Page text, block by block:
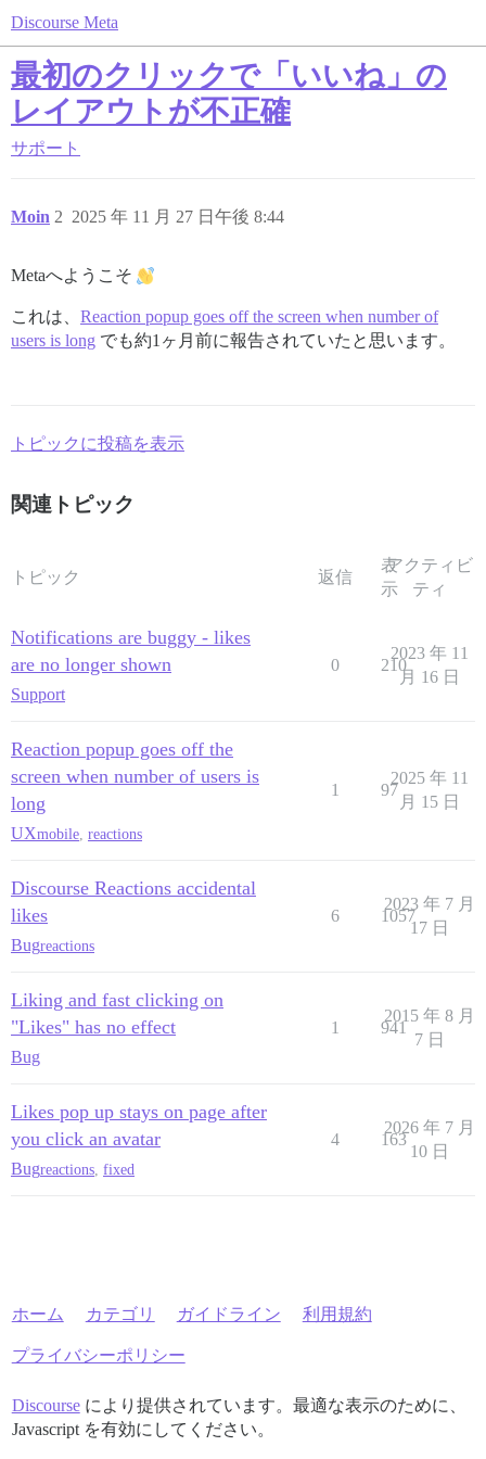
Discourse Meta
最初のクリックで「いいね」の
レイアウトが不正確
サポート
Moin 2025 年 11 月 27 日午後 8:44
2
Metaへようこそ
これは、 Reaction popup goes off the screen when number of
users is long でも約1ヶ月前に報告されていたと思います。
トピックに投稿を表示
関連トピック
トピック 返信
表
示
アクティビ
ティ
Notifications are buggy - likes
are no longer shown
Support
0 210
2023 年 11
月 16 日
Reaction popup goes off the
screen when number of users is
long
UXmobile reactions
1 97
2025 年 11
月 15 日
Discourse Reactions accidental
likes
Bugreactions
6 1057
2023 年 7 月
17 日
Liking and fast clicking on
"Likes" has no effect
Bug
1 941
2015 年 8 月
7 日
Likes pop up stays on page after
you click an avatar
Bugreactions fixed
4 163
2026 年 7 月
10 日
ホーム カテゴリ ガイドライン 利用規約
プライバシーポリシー
Discourseにより提供されています。最適な表示のために、
Javascript を有効にしてください。